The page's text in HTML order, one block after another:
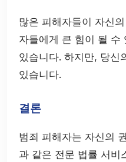
많은 피해자들이 자신
자들에게 큰 힘이 될 수
있습니다. 하지만, 당신
있습니다.
결론
범죄 피해자는 자신의
과 같은 전문 법률 서비